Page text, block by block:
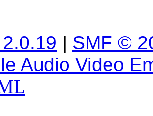
| SMF ©
Audio Video